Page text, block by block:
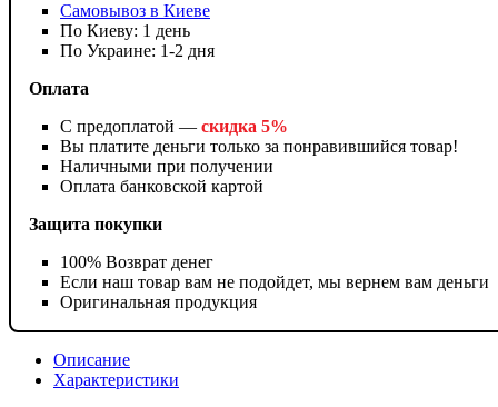
Самовывоз в Киеве
По Киеву: 1 день
По Украине: 1-2 дня
Оплата
С предоплатой — скидка 5%
Вы платите деньги только за понравившийся товар!
Наличными при получении
Оплата банковской картой
Защита покупки
100% Возврат денег
Если наш товар вам не подойдет, мы вернем вам деньги
Оригинальная продукция
Описание
Характеристики